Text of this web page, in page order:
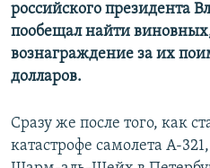
российского президента
пообещал найти
вознаграждение за их
долларов.
Сразу же после того, как
катастрофе самолета А-